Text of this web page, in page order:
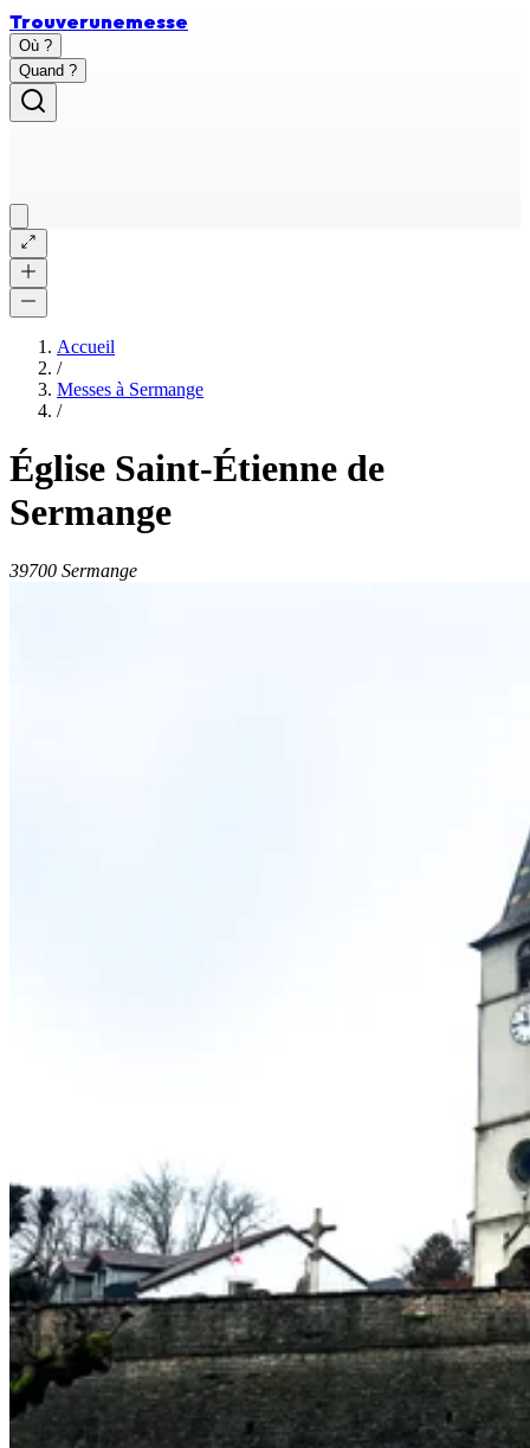
Trouverunemesse
Où ?
Quand ?
Accueil
/
Messes à Sermange
/
Église Saint-Étienne de
Sermange
39700 Sermange